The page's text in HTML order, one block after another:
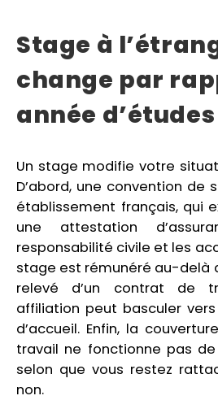
Stage à
change par
année d’études
Un stage modifie votre
D’abord, une convention de
établissement français, qui
une attestation
responsabilité civile et les
stage est rémunéré au-delà
relevé d’un contrat de
affiliation peut basculer
d’accueil. Enfin, la
travail ne fonctionne pas
selon que vous restez
non.